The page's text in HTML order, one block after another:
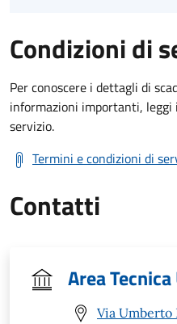
Condizioni di
Per conoscere i dettagli di
informazioni importanti,
servizio.
Termini e condizioni di
Contatti
Area
Via Umberto